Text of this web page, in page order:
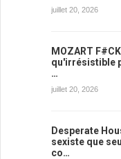
juillet 20, 2026
MOZART
qu'irrésistible
…
juillet 20, 2026
Desperate
sexiste que
co…